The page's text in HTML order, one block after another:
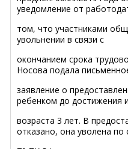
уведомление от
том, что участниками
увольнении в связи с
окончанием срока
Носова подала
заявление о
ребенком до достижения
возраста 3 лет. В
отказано, она уволена по